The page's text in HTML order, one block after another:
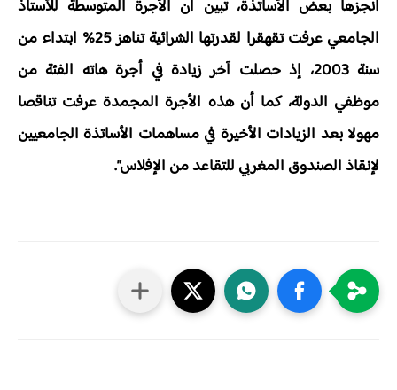
أنجزها بعض الأساتذة، تبين أن الأجرة المتوسطة للأستاذ
الجامعي عرفت تقهقرا لقدرتها الشرائية تناهز 25% ابتداء من
سنة 2003، إذ حصلت آخر زيادة في أجرة هاته الفئة من
موظفي الدولة، كما أن هذه الأجرة المجمدة عرفت تناقصا
مهولا بعد الزيادات الأخيرة في مساهمات الأساتذة الجامعيين
لإنقاذ الصندوق المغربي للتقاعد من الإفلاس”.